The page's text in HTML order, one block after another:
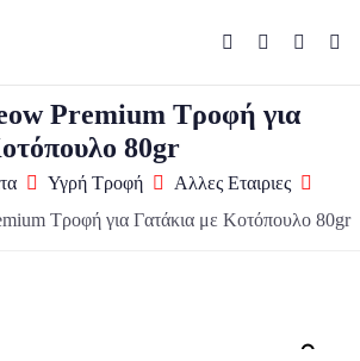
Premium Τροφή για
80gr
Υγρή Τροφή
Αλλες Εταιριες
Τροφή για Γατάκια με Κοτόπουλο 80gr